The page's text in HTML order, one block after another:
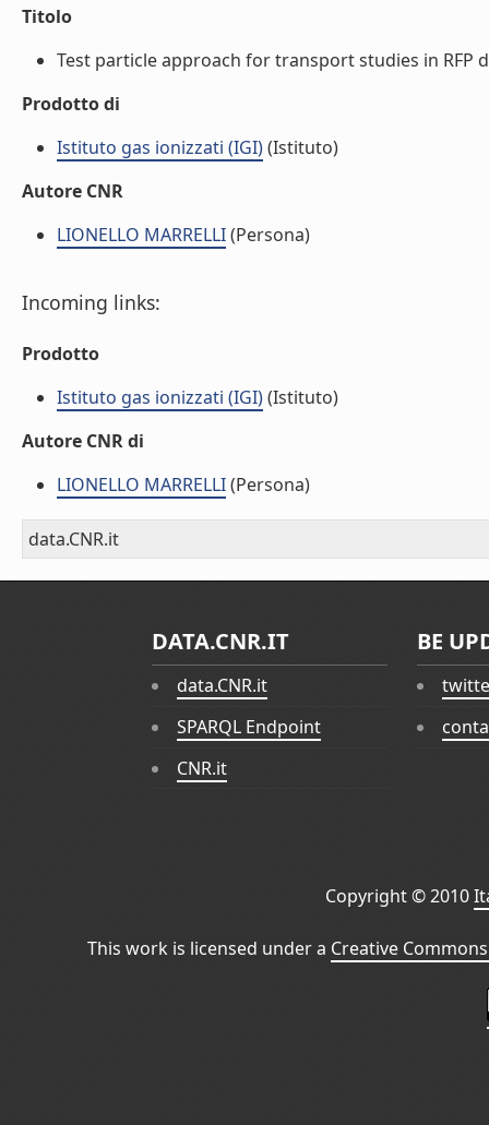
Titolo
Test particle approach for transport studies in RFP
Prodotto di
Istituto gas ionizzati (IGI)(Istituto)
Autore CNR
LIONELLO MARRELLI(Persona)
Incoming links:
Prodotto
Istituto gas ionizzati (IGI)(Istituto)
Autore CNR di
LIONELLO MARRELLI(Persona)
data.CNR.it
DATA.CNR.IT
data.CNR.it
SPARQL Endpoint
CNR.it
BE
Copyright © 2010
This work is licensed under a Creative